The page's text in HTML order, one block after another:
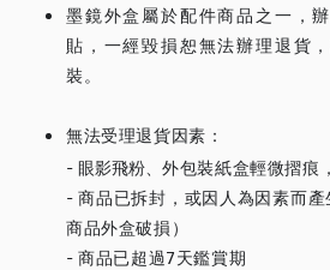
墨鏡外盒屬於配件商品之一，
貼，一經毀損恕無法辦理退貨
裝。
無法受理退貨因素：
-眼影飛粉、外包裝紙盒輕微摺痕
- 商品已拆封，或因人為因素而產
商品外盒破損）
- 商品已超過7天鑑賞期